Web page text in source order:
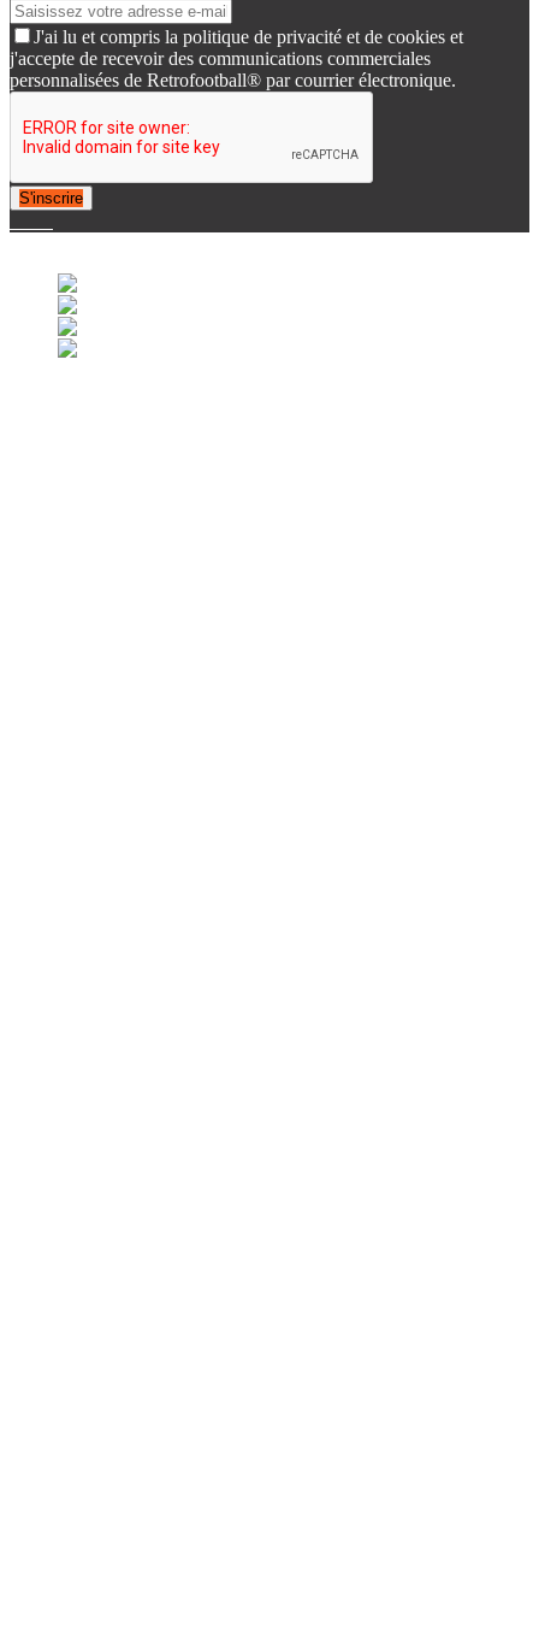
J'ai lu et compris la politique de privacité et de cookies et
j'accepte de recevoir des communications commerciales
personnalisées de Retrofootball® par courrier électronique.
S'inscrire